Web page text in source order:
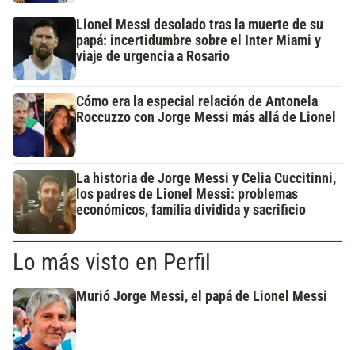
Lionel Messi desolado tras la muerte de su
papá: incertidumbre sobre el Inter Miami y
viaje de urgencia a Rosario
Cómo era la especial relación de Antonela
Roccuzzo con Jorge Messi más allá de Lionel
La historia de Jorge Messi y Celia Cuccitinni,
los padres de Lionel Messi: problemas
económicos, familia dividida y sacrificio
Lo más visto en Perfil
Murió Jorge Messi, el papá de Lionel Messi